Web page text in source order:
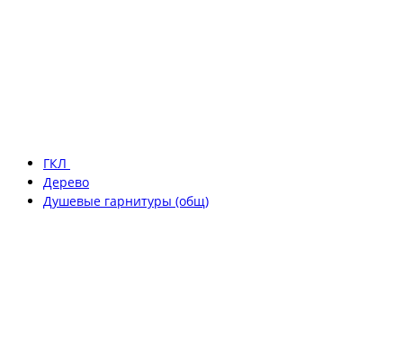
ГКЛ
Дерево
Душевые гарнитуры (общ)